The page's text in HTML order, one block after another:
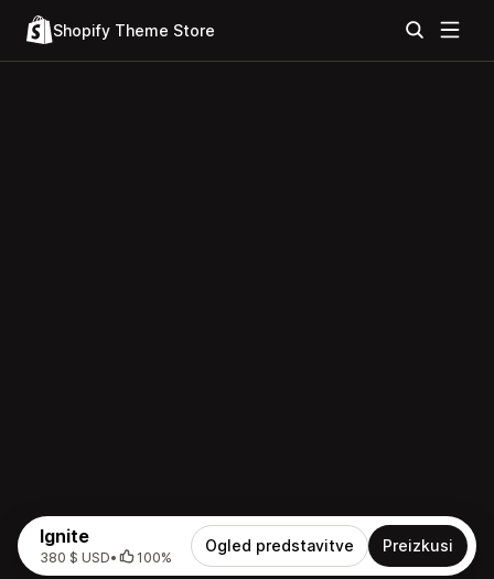
Shopify Theme Store
Ignite
380 $ USD• 100%
Ogled predstavitve Preizkusi